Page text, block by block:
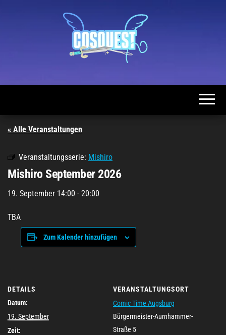
« Alle Veranstaltungen
Veranstaltungsserie: Mishiro
Mishiro September 2026
19. September 14:00 - 20:00
TBA
Zum Kalender hinzufügen
DETAILS
Datum:
19. September
Zeit:
VERANSTALTUNGSORT
Comic Time Augsburg
Bürgermeister-Aurnhammer-
Straße 5